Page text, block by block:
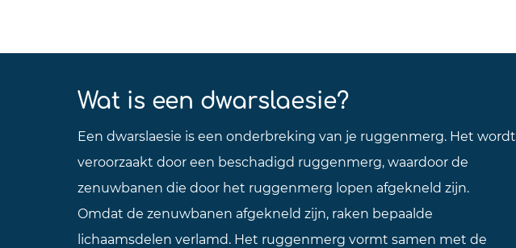
Wat is een dwarslaesie?
Een dwarslaesie is een onderbreking van je ruggenmerg. Het wordt
veroorzaakt door een beschadigd ruggenmerg, waardoor de
zenuwbanen die door het ruggenmerg lopen afgekneld zijn.
Omdat de zenuwbanen afgekneld zijn, raken bepaalde
lichaamsdelen verlamd. Het ruggenmerg vormt samen met de